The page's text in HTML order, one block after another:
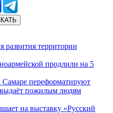
развития территории
продлили на 5
переформатируют
пожилым людям
на выставку «Русский